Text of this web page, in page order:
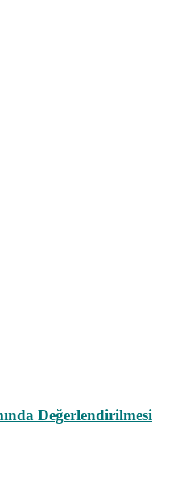
Değerlendirilmesi